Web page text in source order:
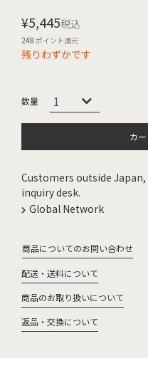
¥5,445税込
248ポイント還元
残りわずかです
カ
Customers outside
inquiry desk.
Global Network
商品についてのお問い合わせ
配送・送料について
商品のお取り扱いについて
返品・交換について